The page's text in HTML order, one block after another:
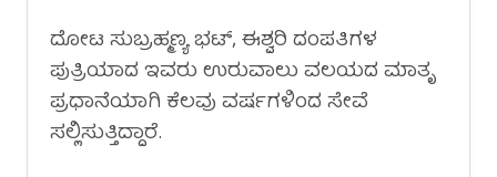
ದೋಟ ಸುಬ್ರಹ್ಮಣ್ಯ ಭಟ್, ಈಶ್ವರಿ ದಂಪತಿಗಳ
ಪುತ್ರಿಯಾದ ಇವರು ಉರುವಾಲು ವಲಯದ ಮಾತೃ
ಪ್ರಧಾನೆಯಾಗಿ ಕೆಲವು ವರ್ಷಗಳಿಂದ ಸೇವೆ
ಸಲ್ಲಿಸುತ್ತಿದ್ದಾರೆ.